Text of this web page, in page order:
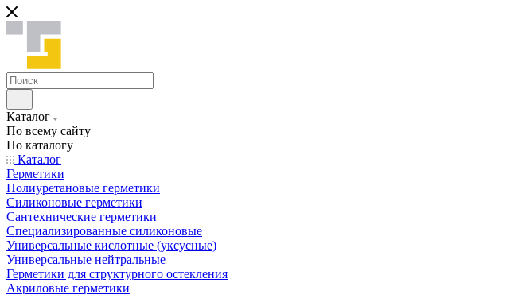
Каталог
По всему сайту
По каталогу
Каталог
Герметики
Полиуретановые герметики
Силиконовые герметики
Сантехнические герметики
Специализированные силиконовые
Универсальные кислотные (уксусные)
Универсальные нейтральные
Герметики для структурного остекления
Акриловые герметики